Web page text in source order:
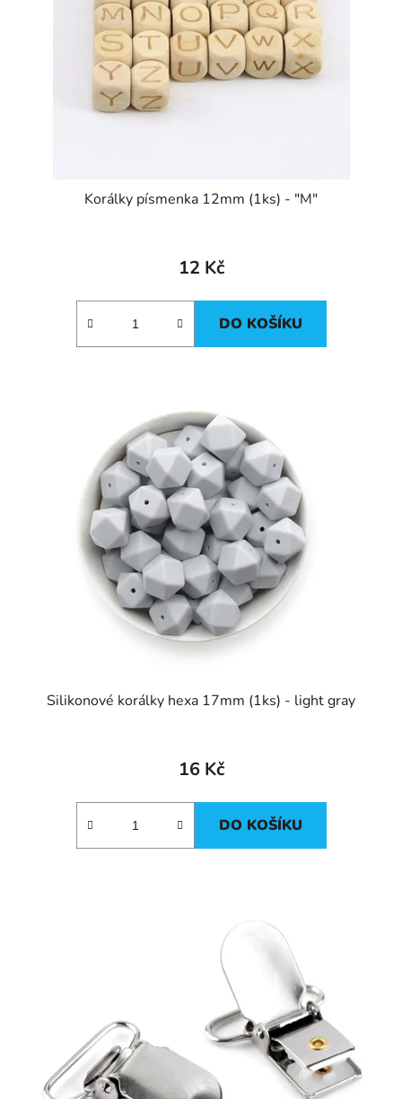
Korálky písmenka 12mm (1ks) - "M"
12 Kč
DO KOŠÍKU
Silikonové korálky hexa 17mm (1ks) - light gray
16 Kč
DO KOŠÍKU